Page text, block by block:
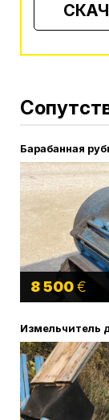
Барабанная
8 500€
Измельчитель